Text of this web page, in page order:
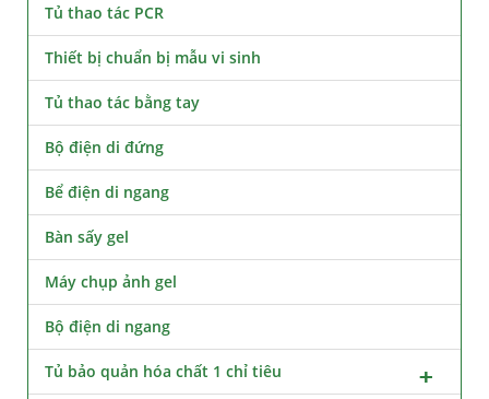
Tủ thao tác PCR
Thiết bị chuẩn bị mẫu vi sinh
Tủ thao tác bằng tay
Bộ điện di đứng
Bể điện di ngang
Bàn sấy gel
Máy chụp ảnh gel
Bộ điện di ngang
Tủ bảo quản hóa chất 1 chỉ tiêu